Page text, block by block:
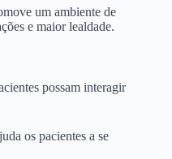
um ambiente de
e maior lealdade.
possam interagir
os pacientes a se